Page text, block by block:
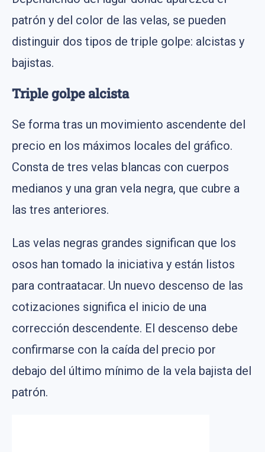
patrón y del color de las velas, se pueden
distinguir dos tipos de triple golpe: alcistas y
bajistas.
Triple golpe alcista
Se forma tras un movimiento ascendente del
precio en los máximos locales del gráfico.
Consta de tres velas blancas con cuerpos
medianos y una gran vela negra, que cubre a
las tres anteriores.
Las velas negras grandes significan que los
osos han tomado la iniciativa y están listos
para contraatacar. Un nuevo descenso de las
cotizaciones significa el inicio de una
corrección descendente. El descenso debe
confirmarse con la caída del precio por
debajo del último mínimo de la vela bajista del
patrón.